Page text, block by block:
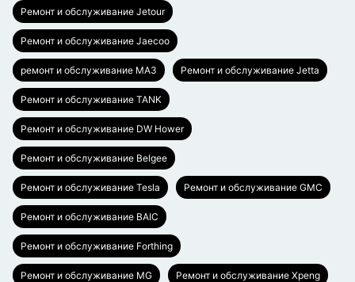
Ремонт и обслуживание Jetour
Ремонт и обслуживание Jaecoo
ремонт и обслуживание МАЗ Ремонт и обслуживание Jetta
Ремонт и обслуживание TANK
Ремонт и обслуживание DW Hower
Ремонт и обслуживание Belgee
Ремонт и обслуживание Tesla Ремонт и обслуживание GMC
Ремонт и обслуживание BAIC
Ремонт и обслуживание Forthing
Ремонт и обслуживание MG Ремонт и обслуживание Xpeng